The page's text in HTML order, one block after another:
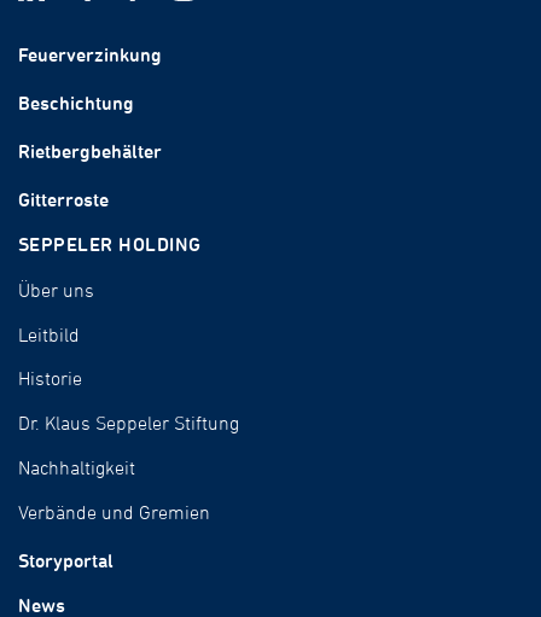
Feuerverzinkung
Beschichtung
Rietbergbehälter
Gitterroste
SEPPELER HOLDING
Über uns
Leitbild
Historie
Dr. Klaus Seppeler Stiftung
Nachhaltigkeit
Verbände und Gremien
Storyportal
News